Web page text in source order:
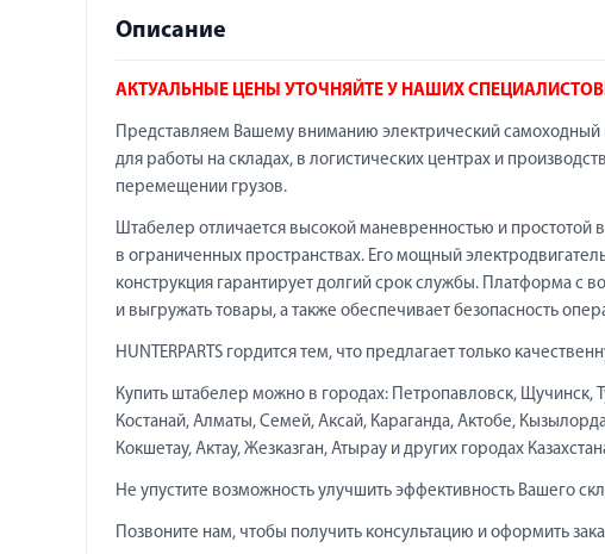
Описание
АКТУАЛЬНЫЕ ЦЕНЫ УТОЧНЯЙТЕ У НАШИХ
Представляем Вашему вниманию электрический
для работы на складах, в логистических центрах и
перемещении грузов.
Штабелер отличается высокой маневренностью и
в ограниченных пространствах. Его мощный
конструкция гарантирует долгий срок службы. Платформа с
и выгружать товары, а также обеспечивает безопасность
HUNTERPARTS гордится тем, что предлагает только
Купить штабелер можно в городах: Петропавловск, Щучинск,
Костанай, Алматы, Семей, Аксай, Караганда, Актобе,
Кокшетау, Актау, Жезказган, Атырау и других городах
Не упустите возможность улучшить эффективность Вашего
Позвоните нам, чтобы получить консультацию и оформить